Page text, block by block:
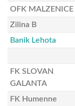
OFK MALZENICE
Zilina B
Banik Lehota
FK SLOVAN
GALANTA
FK Humenne